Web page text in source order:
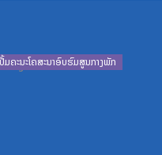
ຄະນະໂຄສະນາອົບຮົມສູນກາງພັກ